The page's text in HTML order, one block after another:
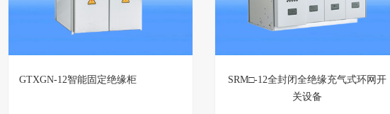
GTXGN-12智能固定绝缘柜
SRM□-12全封闭全绝缘充气式环网开
关设备